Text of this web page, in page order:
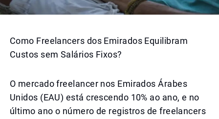
Como Freelancers dos Emirados Equilibram
Custos sem Salários Fixos?
O mercado freelancer nos Emirados Árabes
Unidos (EAU) está crescendo 10% ao ano, e no
último ano o número de registros de freelancers